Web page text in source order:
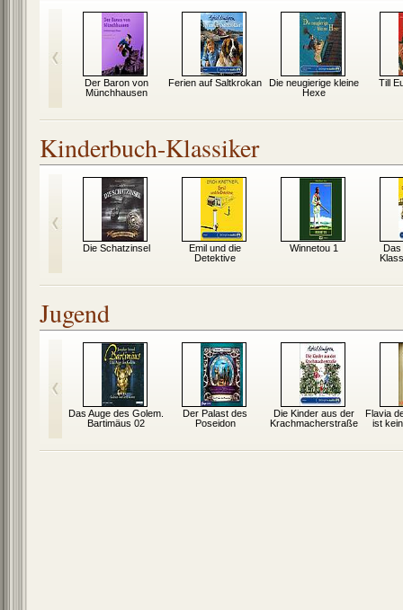
Der Baron von
Münchhausen
Ferien auf Saltkrokan
Die neugierige kleine
Hexe
Till
Kinderbuch-Klassiker
Die Schatzinsel
Emil und die
Detektive
Winnetou 1
Das
Jugend
Das Auge des Golem.
Bartimäus 02
Der Palast des
Poseidon
Die Kinder aus der
Krachmacherstraße
Flavia
ist